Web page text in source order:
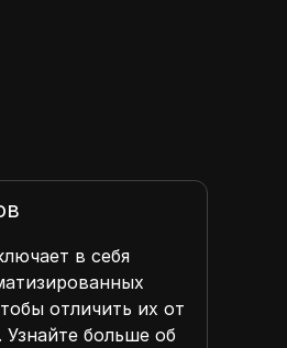
в себя
отличить их от
больше об